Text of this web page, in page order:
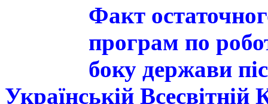
Факт
програм по
боку держави
Українській Всесвітній